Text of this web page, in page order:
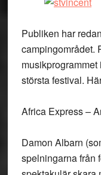
Publiken har
campingområdet.
största festival.
Africa Express –
Damon Albarn
spelningarna från